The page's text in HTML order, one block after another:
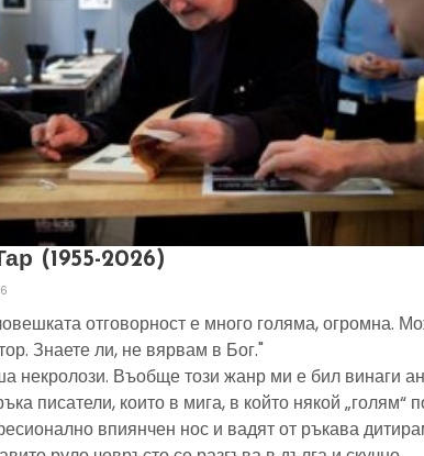
(1955-2026)
отговорност е много голяма, огромна.
Знаете ли, не вярвам в Бог."
некролози. Въобще този жанр ми е бил винаги
писатели, които в мига, в който някой „голям“
впиянчен нос и вадят от ръкава